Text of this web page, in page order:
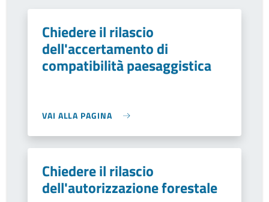
Chiedere il rilascio
dell'accertamento di
compatibilità paesaggistica
VAI ALLA PAGINA
Chiedere il rilascio
dell'autorizzazione forestale